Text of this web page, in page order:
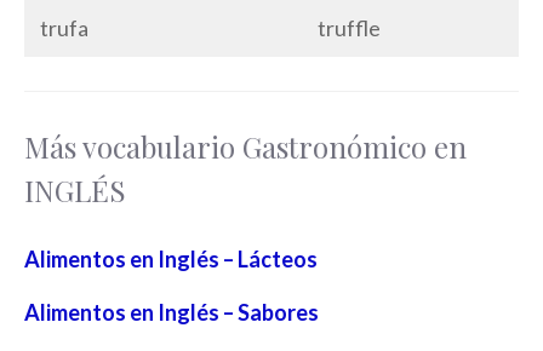
trufa truffle
Más vocabulario Gastronómico en
INGLÉS
Alimentos en Inglés – Lácteos
Alimentos en Inglés – Sabores